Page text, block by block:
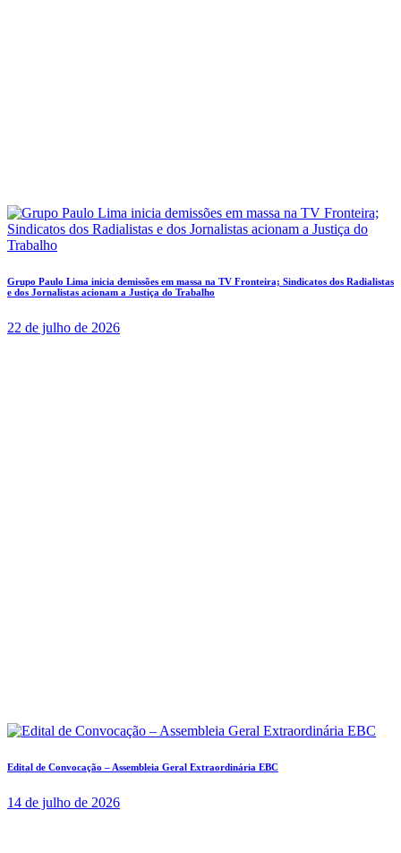
Grupo Paulo Lima inicia demissões em massa na TV Fronteira; Sindicatos dos Radialistas
e dos Jornalistas acionam a Justiça do Trabalho
22 de julho de 2026
Edital de Convocação – Assembleia Geral Extraordinária EBC
14 de julho de 2026